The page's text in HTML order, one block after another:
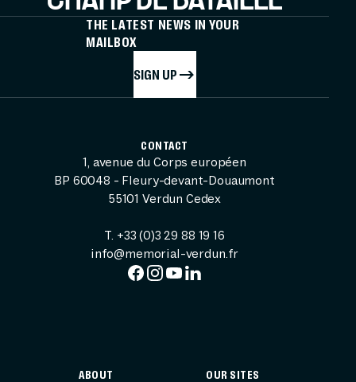
THE LATEST NEWS IN YOUR
MAILBOX
SIGN UP
CONTACT
1, avenue du Corps européen
BP 60048 - Fleury-devant-Douaumont
55101 Verdun Cedex
T. +33 (0)3 29 88 19 16
info@memorial-verdun.fr
ABOUT OUR SITES